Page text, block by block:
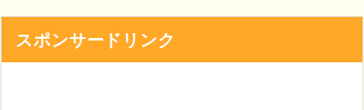
スポンサードリンク